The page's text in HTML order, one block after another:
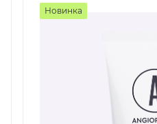
Новинка